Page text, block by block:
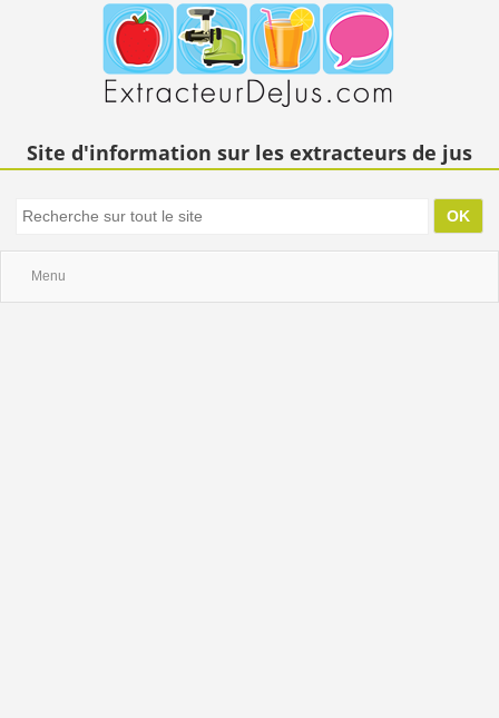
Site d'information sur les extracteurs de jus
Menu